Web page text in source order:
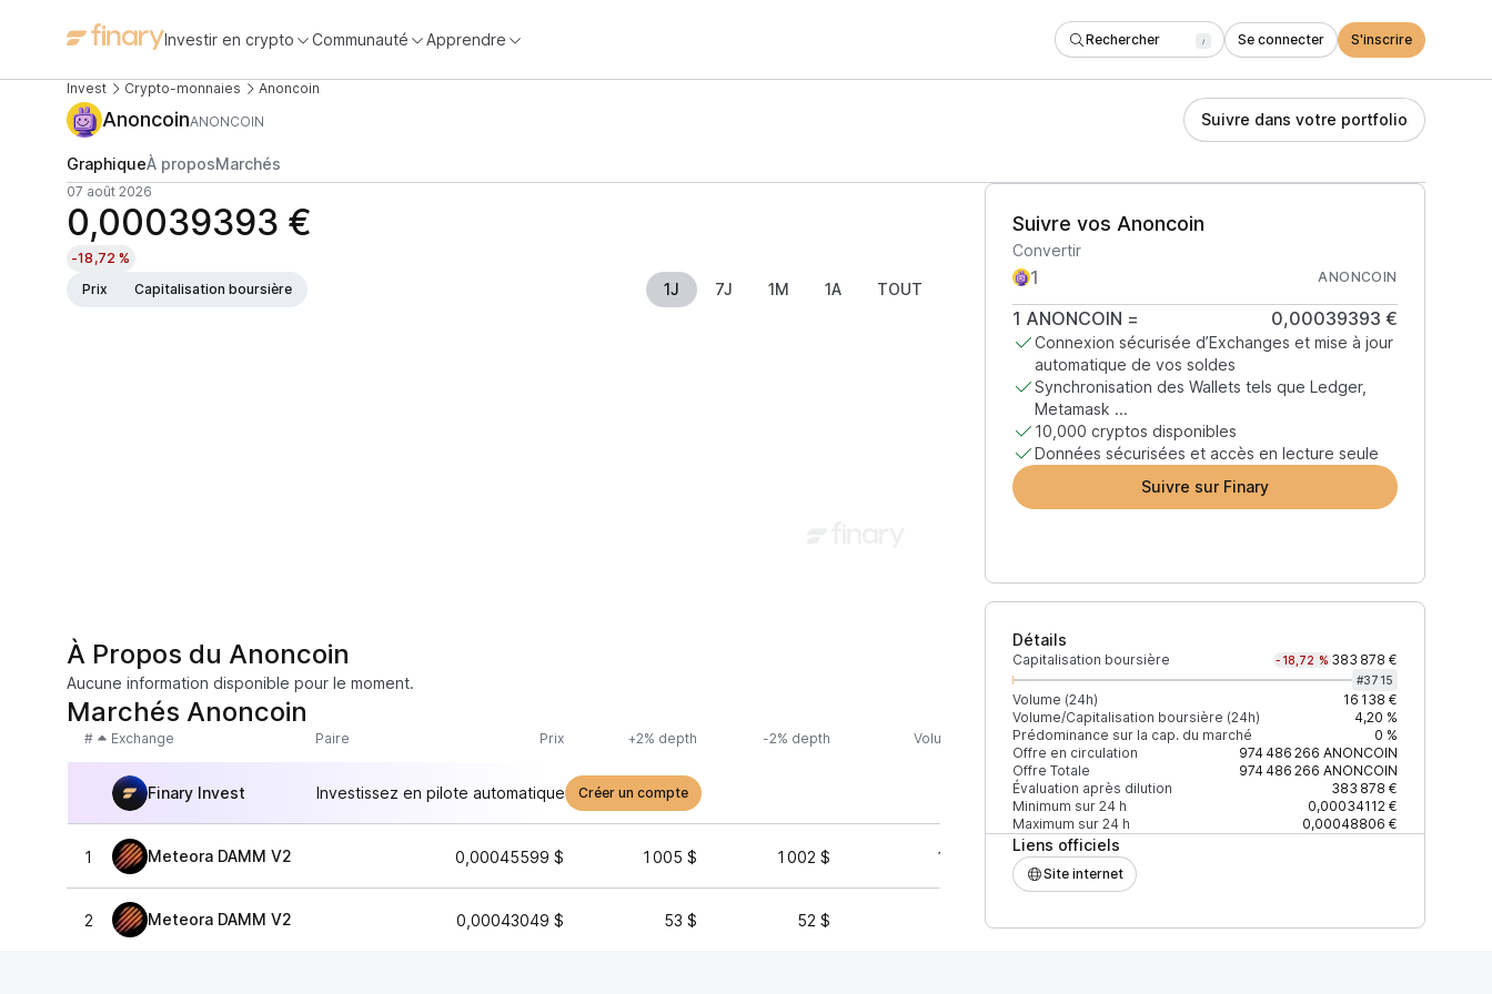
Investir en crypto Communauté Apprendre Rechercher / Se connecter S'inscrire
Invest Crypto-monnaies Anoncoin
AnoncoinANONCOIN Suivre dans votre portfolio
GraphiqueÀ proposMarchés
07 août 2026
0,00039393 €
-18,72 %
Prix
Capitalisation boursière 1J 7J 1M 1A TOUT
Suivre vos Anoncoin
Convertir
ANONCOIN
1 ANONCOIN = 0,00039393 €
Connexion sécurisée d’Exchanges et mise à jour
automatique de vos soldes
Synchronisation des Wallets tels que Ledger,
Metamask ...
10,000 cryptos disponibles
Données sécurisées et accès en lecture seule
Suivre sur Finary
Détails
Capitalisation boursière -18,72 % 383 878 €
#3715
Volume (24h)
16 138 €
Volume/Capitalisation boursière (24h)
4,20 %
Prédominance sur la cap. du marché
0 %
Offre en circulation
974 486 266 ANONCOIN
Offre Totale
974 486 266 ANONCOIN
Évaluation après dilution
383 878 €
Minimum sur 24 h
0,00034112 €
Maximum sur 24 h
0,00048806 €
Liens officiels
Site internet
À Propos du Anoncoin
Aucune information disponible pour le moment.
Marchés Anoncoin
# Exchange Paire Prix +2% depth -2% depth Volume (24h) % du volume Confiance Mis à jour
Finary Invest Investissez en pilote automatique Créer un compte
1 Meteora DAMM V2 0,00045599 $ 1 005 $ 1 002 $ 18 243 $ 97,78 %
2 Meteora DAMM V2 0,00043049 $ 53 $ 52 $ 415 $